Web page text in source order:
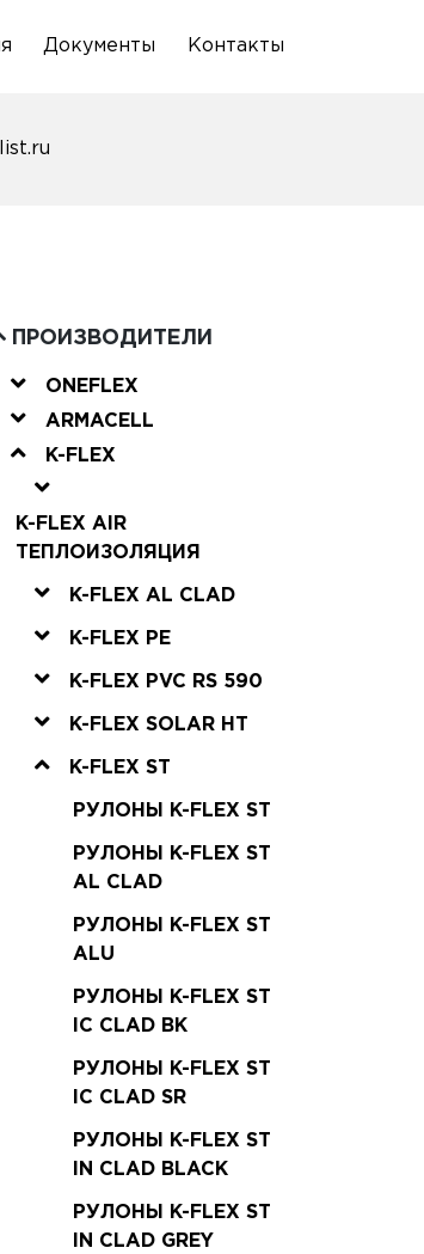
Документы Контакты
ПРОИЗВОДИТЕЛИ
ONEFLEX
ARMACELL
K-FLEX
K-FLEX AIR
ТЕПЛОИЗОЛЯЦИЯ
K-FLEX AL CLAD
K-FLEX PE
K-FLEX PVC RS 590
K-FLEX SOLAR HT
K-FLEX ST
РУЛОНЫ K-FLEX ST
РУЛОНЫ K-FLEX ST
AL CLAD
РУЛОНЫ K-FLEX ST
ALU
РУЛОНЫ K-FLEX ST
IC CLAD BK
РУЛОНЫ K-FLEX ST
IC CLAD SR
РУЛОНЫ K-FLEX ST
IN CLAD BLACK
РУЛОНЫ K-FLEX ST
IN CLAD GREY